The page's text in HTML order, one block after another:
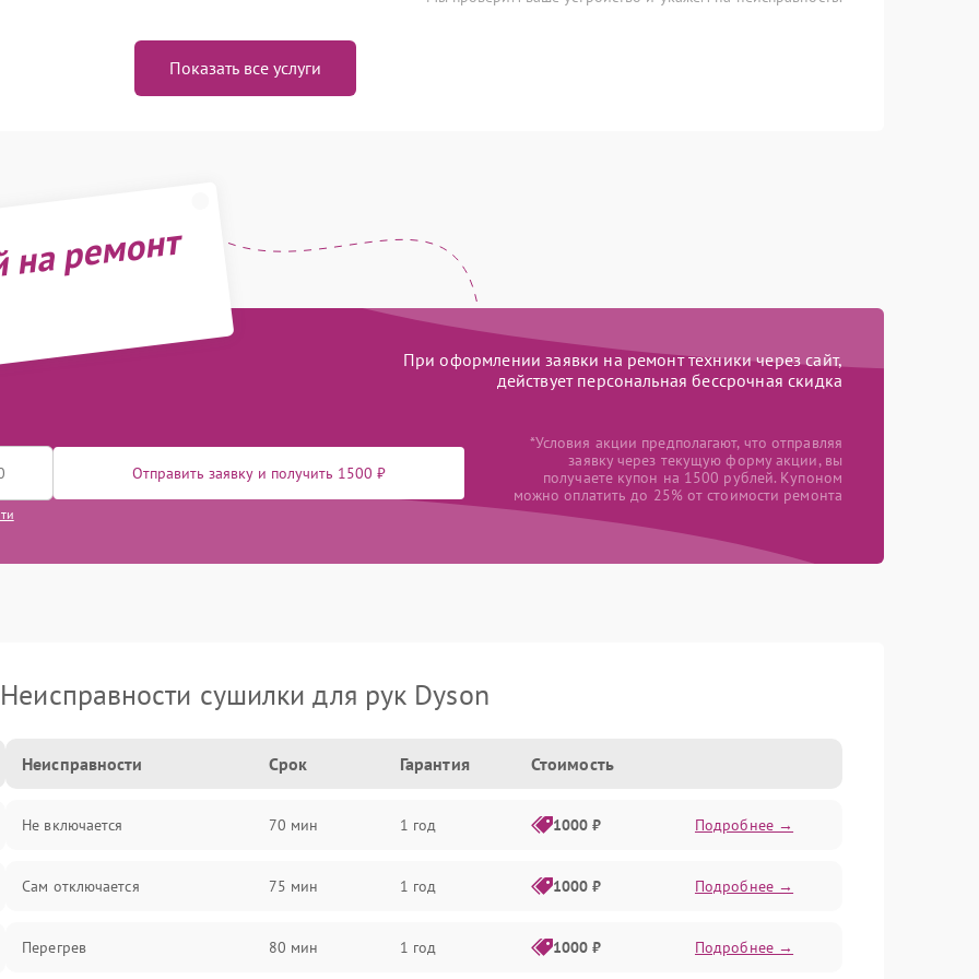
Показать все услуги
ремонт
При оформлении заявки на ремонт техники через сайт,
действует персональная бессрочная скидка
Отправить заявку и получить 1500 ₽
*Условия акции предполагают, что отправляя
заявку через текущую форму акции, вы
получаете купон на 1500 рублей. Купоном
можно оплатить до 25% от стоимости ремонта
Неисправности сушилки для рук Dyson
Неисправности Срок Гарантия Стоимость
Не включается 70 мин 1 год 1000 ₽ Подробнее →
Сам отключается 75 мин 1 год 1000 ₽ Подробнее →
Перегрев 80 мин 1 год 1000 ₽ Подробнее →